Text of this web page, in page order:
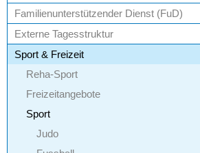
Familienunterstützender Dienst (FuD)
Externe Tagesstruktur
Sport & Freizeit
Reha-Sport
Freizeitangebote
Sport
Judo